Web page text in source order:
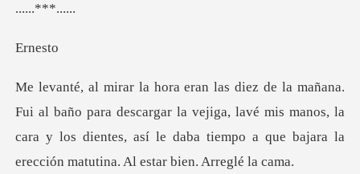
.***.
ne
descargar la vejiga, lavé mis manos, la
cara y los dientes, así le daba